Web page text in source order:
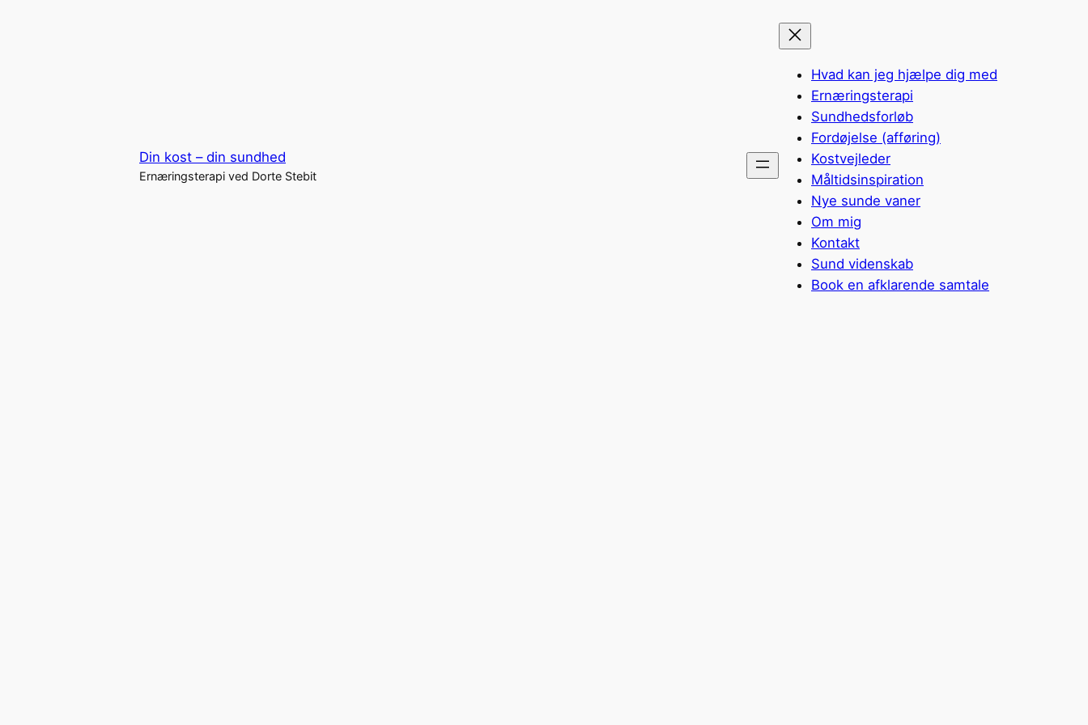
Din kost – din sundhed
Ernæringsterapi ved Dorte Stebit
Hvad kan jeg hjælpe dig med
Ernæringsterapi
Sundhedsforløb
Fordøjelse (afføring)
Kostvejleder
Måltidsinspiration
Nye sunde vaner
Om mig
Kontakt
Sund videnskab
Book en afklarende samtale